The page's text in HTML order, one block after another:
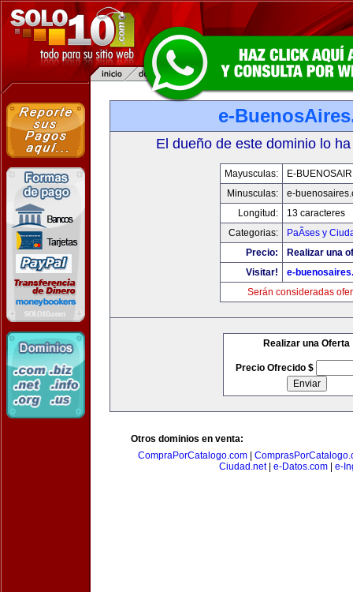
e-
El dueño de este dominio lo
Mayusculas:
E-
Minusculas:
e-
Longitud:
13 caracteres
Categorias:
PaÃ­ses y
Precio:
Realizar una
Visitar!
e-
Serán consideradas
Realizar una Oferta
Precio Ofrecido $
Otros dominios en venta:
CompraPorCatalogo.com|
Ciudad.net| e-Datos.com| e-